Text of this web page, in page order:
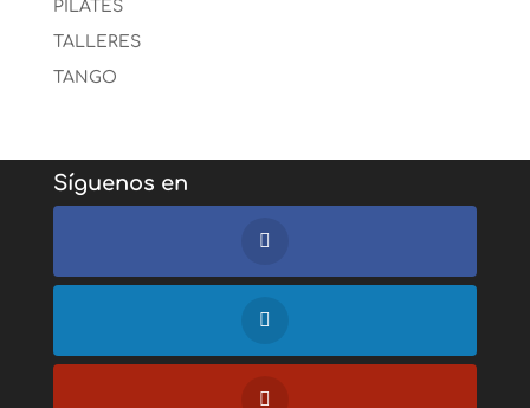
PILATES
TALLERES
TANGO
Síguenos en